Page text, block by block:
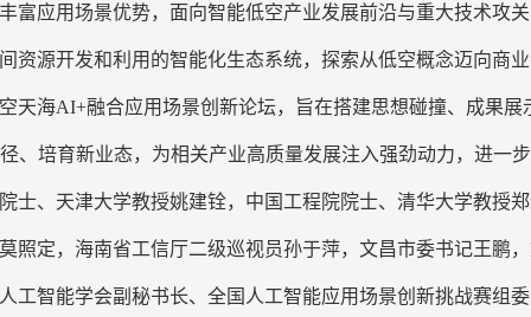
富应用场景优势，面向智能低空产业发展前沿与重大技术攻
资源开发和利用的智能化生态系统，探索从低空概念迈向商
天海AI+融合应用场景创新论坛，旨在搭建思想碰撞、成果
、培育新业态，为相关产业高质量发展注入强劲动力，进一
士、天津大学教授姚建铨，中国工程院院士、清华大学教授
照定，海南省工信厅二级巡视员孙于萍，文昌市委书记王鹏
工智能学会副秘书长、全国人工智能应用场景创新挑战赛组